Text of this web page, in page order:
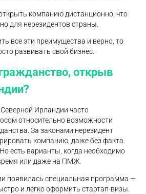
компанию дистанционно, что
для нерезидентов страны.
все эти преимущества и верно, то
развивать свой бизнес.
открыв
Ирландии часто
относительно возможности
За законами нерезидент
компанию, даже без факта
есть варианты, когда необходимо
или даже на ПМЖ.
появилась специальная программа —
и легко оформить стартап-визы.